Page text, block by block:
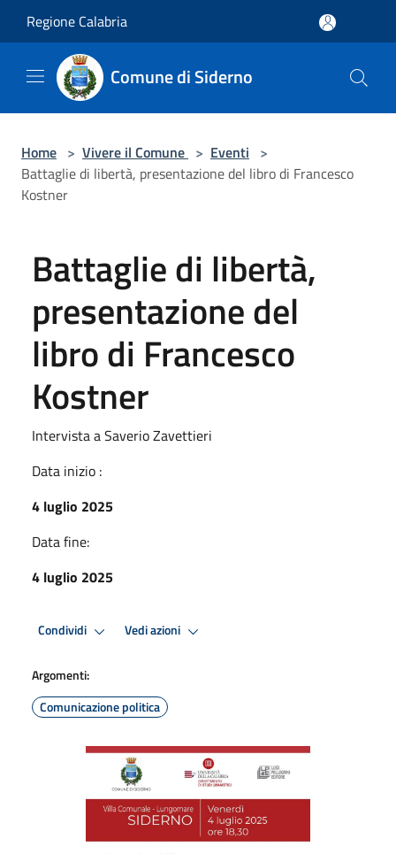
Regione Calabria
Comune di Siderno
Home > Vivere il Comune > Eventi >
Battaglie di libertà, presentazione del libro di Francesco
Kostner
Battaglie di libertà,
presentazione del
libro di Francesco
Kostner
Intervista a Saverio Zavettieri
Data inizio :
4 luglio 2025
Data fine:
4 luglio 2025
Condividi Vedi azioni
Argomenti:
Comunicazione politica